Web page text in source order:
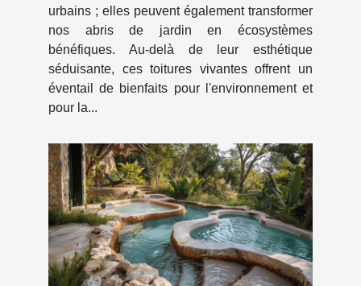
urbains ; elles peuvent également transformer
nos abris de jardin en écosystèmes
bénéfiques. Au-delà de leur esthétique
séduisante, ces toitures vivantes offrent un
éventail de bienfaits pour l'environnement et
pour la...